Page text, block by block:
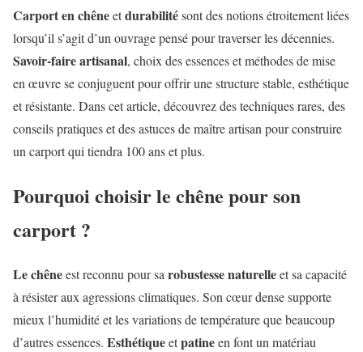
Carport en chêneetdurabilitésont des notions étroitement liées
lorsqu’il s’agit d’un ouvrage pensé pour traverser les décennies.
Savoir-faire artisanal, choix des essences et méthodes de mise
en œuvre se conjuguent pour offrir une structure stable, esthétique
et résistante. Dans cet article, découvrez des techniques rares, des
conseils pratiques et des astuces de maître artisan pour construire
un carport qui tiendra 100 ans et plus.
Pourquoi choisir le chêne pour son
carport ?
Le chêneest reconnu pour sa robustesse naturelleet sa capacité
à résister aux agressions climatiques. Son cœur dense supporte
mieux l’humidité et les variations de température que beaucoup
d’autres essences. Esthétiqueetpatineen font un matériau